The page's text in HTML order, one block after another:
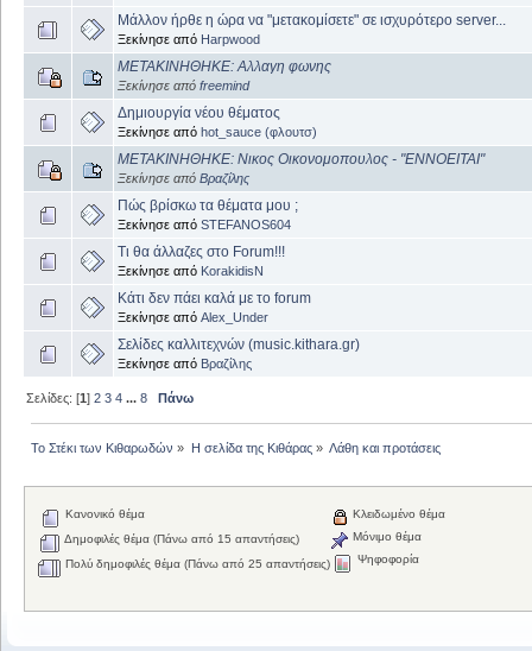
Μάλλον ήρθε η ώρα να "μετακομίσετε" σε ισχυρότερο server...
Ξεκίνησε από Harpwood
ΜΕΤΑΚΙΝΗΘΗΚΕ: Αλλαγη φωνης
Ξεκίνησε από freemind
Δημιουργία νέου θέματος
Ξεκίνησε από hot_sauce (φλουτσ)
ΜΕΤΑΚΙΝΗΘΗΚΕ: Νικος Οικονομοπουλος - "ΕΝΝΟΕΙΤΑΙ"
Ξεκίνησε από Βραζίλης
Πώς βρίσκω τα θέματα μου ;
Ξεκίνησε από STEFANOS604
Τι θα άλλαζες στο Forum!!!
Ξεκίνησε από KorakidisN
Κάτι δεν πάει καλά με το forum
Ξεκίνησε από Alex_Under
Σελίδες καλλιτεχνών (music.kithara.gr)
Ξεκίνησε από Βραζίλης
Σελίδες: [1]2 3 4 ...8 Πάνω
Το Στέκι των Κιθαρωδών » Η σελίδα της Κιθάρας» Λάθη και προτάσεις
Κανονικό θέμα
Δημοφιλές θέμα (Πάνω από 15 απαντήσεις)
Πολύ δημοφιλές θέμα (Πάνω από 25 απαντήσεις)
Κλειδωμένο θέμα
Μόνιμο θέμα
Ψηφοφορία